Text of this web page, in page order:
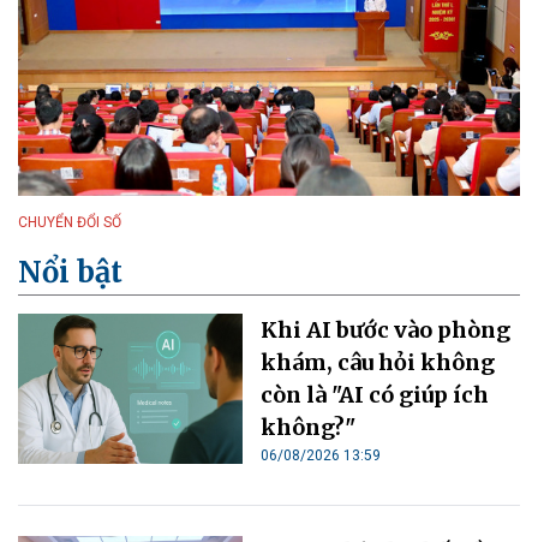
CHUYỂN ĐỔI SỐ
Nổi bật
Khi AI bước vào phòng
khám, câu hỏi không
còn là "AI có giúp ích
không?"
06/08/2026 13:59